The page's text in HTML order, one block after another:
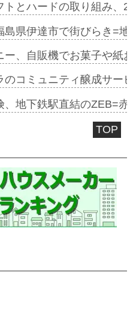
トとハードの取り組み
島県伊達市で街びらき=
ー、自販機でお菓子や
のコミュニティ醸成サ
、地下鉄駅直結のZEB=
TOP